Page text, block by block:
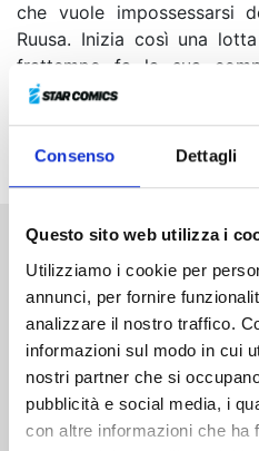
Consenso Dettagli
Questo sito web utilizza i
Utilizziamo i cookie per
annunci, per fornire
analizzare il nostro traffico.
informazioni sul modo in cui
nostri partner che si
pubblicità e social media, i
con altre informazioni che ha
che vuole impossessarsi
Ruusa. Inizia così una
frattempo fa la sua
potenti uomini che hanno
Guerra. La nuova
capitolo del lungo viaggio
Altri volumi